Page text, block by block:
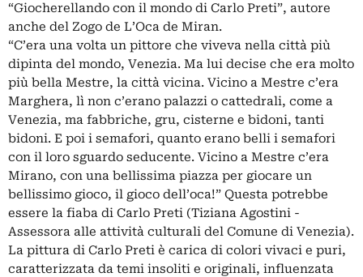
“Giocherellando con il mondo di Carlo Preti”, autore
anche del Zogo de L’Oca de Miran.
“C’era una volta un pittore che viveva nella città più
dipinta del mondo, Venezia. Ma lui decise che era molto
più bella Mestre, la città vicina. Vicino a Mestre c’era
Marghera, lì non c’erano palazzi o cattedrali, come a
Venezia, ma fabbriche, gru, cisterne e bidoni, tanti
bidoni. E poi i semafori, quanto erano belli i semafori
con il loro sguardo seducente. Vicino a Mestre c’era
Mirano, con una bellissima piazza per giocare un
bellissimo gioco, il gioco dell’oca!” Questa potrebbe
essere la fiaba di Carlo Preti (Tiziana Agostini -
Assessora alle attività culturali del Comune di Venezia).
La pittura di Carlo Preti è carica di colori vivaci e puri,
caratterizzata da temi insoliti e originali, influenzata